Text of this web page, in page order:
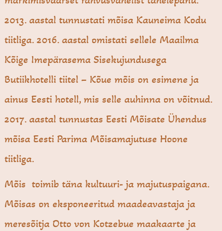
2013. aastal tunnustati mõisa Kauneima Kodu
tiitliga. 2016. aastal omistati sellele Maailma
Kõige Imepärasema Sisekujundusega
Butiikhotelli tiitel – Kõue mõis on esimene ja
ainus Eesti hotell, mis selle auhinna on võitnud.
2017. aastal tunnustas Eesti Mõisate Ühendus
mõisa Eesti Parima Mõisamajutuse Hoone
tiitliga.
Mõis toimib täna kultuuri- ja majutuspaigana.
Mõisas on eksponeeritud maadeavastaja ja
meresõitja Otto von Kotzebue maakaarte ja